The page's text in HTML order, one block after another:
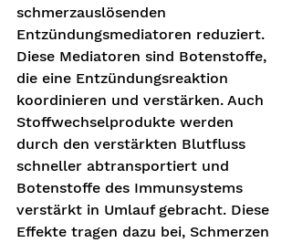
schmerzauslösenden
Entzündungsmediatoren reduziert.
Diese Mediatoren sind Botenstoffe,
die eine Entzündungsreaktion
koordinieren und verstärken. Auch
Stoffwechselprodukte werden
durch den verstärkten Blutfluss
schneller abtransportiert und
Botenstoffe des Immunsystems
verstärkt in Umlauf gebracht. Diese
Effekte tragen dazu bei, Schmerzen